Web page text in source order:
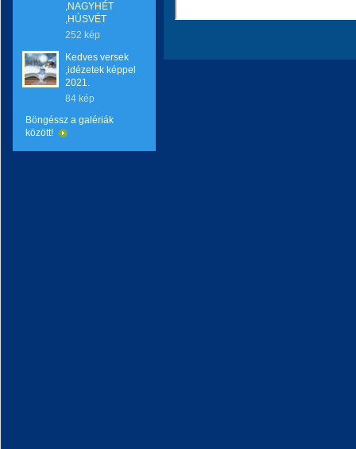
,NAGYHÉT
,HÚSVÉT
252 kép
Kedves versek
,idézetek képpel
2021.
84 kép
Böngéssz a galériák
között!